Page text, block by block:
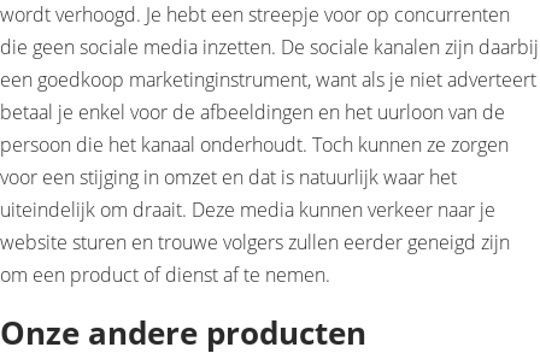
wordt verhoogd. Je hebt een streepje voor op concurrenten
die geen sociale media inzetten. De sociale kanalen zijn daarbij
een goedkoop marketinginstrument, want als je niet adverteert
betaal je enkel voor de afbeeldingen en het uurloon van de
persoon die het kanaal onderhoudt. Toch kunnen ze zorgen
voor een stijging in omzet en dat is natuurlijk waar het
uiteindelijk om draait. Deze media kunnen verkeer naar je
website sturen en trouwe volgers zullen eerder geneigd zijn
om een product of dienst af te nemen.
Onze andere producten